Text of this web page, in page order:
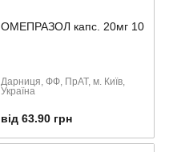
ОМЕПРАЗОЛ капс. 20мг 10
Дарниця, ФФ, ПрАТ, м. Київ,
Україна
від 63.90 грн